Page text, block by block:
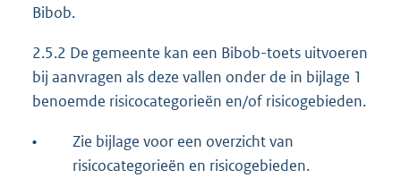
Bibob.
2.5.2 De gemeente kan een Bibob-toets uitvoeren
bij aanvragen als deze vallen onder de in bijlage 1
benoemde risicocategorieën en/of risicogebieden.
•
Zie bijlage voor een overzicht van
risicocategorieën en risicogebieden.